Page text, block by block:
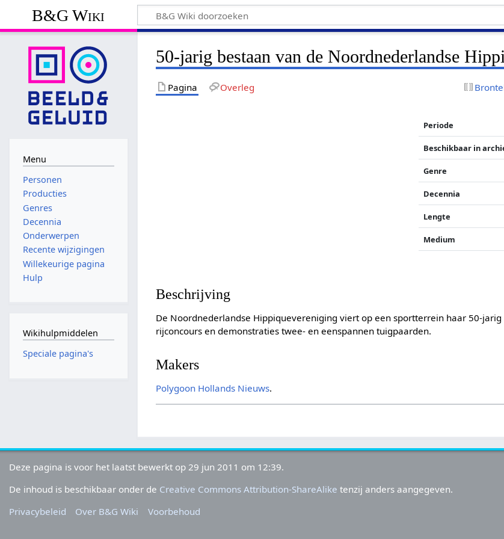
B&G Wiki
50-jarig bestaan van de Noordnederlandse
Pagina Overleg
Periode
Beschikbaar in
Genre
Decennia
Lengte
Medium
Beschrijving
De Noordnederlandse Hippiquevereniging viert op een sportterrein haar 50-
rijconcours en demonstraties twee- en eenspannen tuigpaarden.
Makers
Polygoon Hollands Nieuws.
Menu
Personen
Producties
Genres
Decennia
Onderwerpen
Recente wijzigingen
Willekeurige pagina
Hulp
Wikihulpmiddelen
Speciale pagina's
Deze pagina is voor het laatst bewerkt op 29 jun 2011 om 12:39.
De inhoud is beschikbaar onder de Creative Commons Attribution-ShareAlike tenzij anders aangegeven.
Privacybeleid
Over B&G Wiki Voorbehoud